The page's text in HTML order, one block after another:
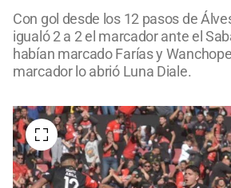
Con gol desde los 12 pasos de
igualó 2 a 2 el marcador ante el
habían marcado Farías y
marcador lo abrió Luna Diale.